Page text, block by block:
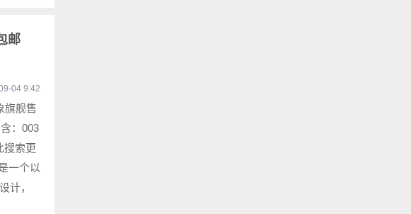
邮
04 9:42
旗舰售
：003
搜索更
一个以
计，